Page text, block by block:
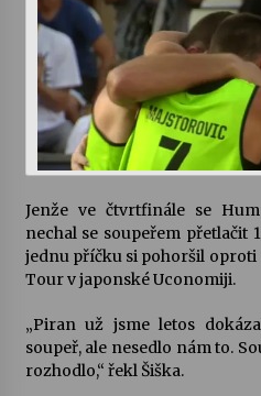
Za kulturou
odkaz Josefa
13. 7. 2026
Varhanní recitál
Želiv
3. 7. 2026
Petr Adamec –
30. 6. 2026
Jenže ve čtvrtfinále se
nechal se soupeřem přetlačit
jednu příčku si pohoršil
Tour v japonské Uconomiji.
„Piran už jsme letos
soupeř, ale nesedlo nám to.
rozhodlo,“ řekl Šiška.